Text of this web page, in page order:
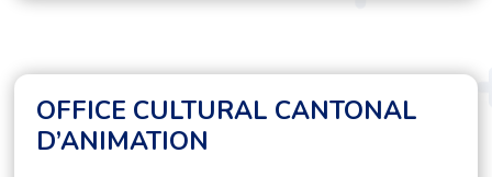
OFFICE CULTURAL CANTONAL
D’ANIMATION